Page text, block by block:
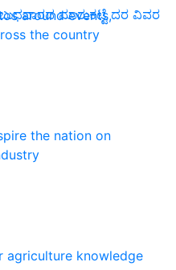
around events,
the country
the nation on
agriculture knowledge
ಮಾರುಕಟ್ಟೆ ದರ ವಿವರ